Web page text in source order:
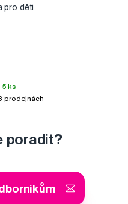
pro děti
5 ks
prodejnách
poradit?